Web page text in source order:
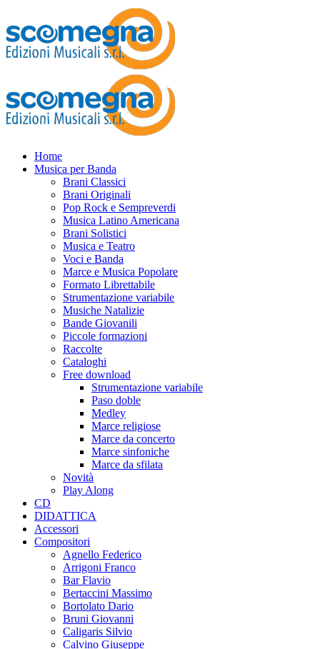
Home
Musica per Banda
Brani Classici
Brani Originali
Pop Rock e Sempreverdi
Musica Latino Americana
Brani Solistici
Musica e Teatro
Voci e Banda
Marce e Musica Popolare
Formato Librettabile
Strumentazione variabile
Musiche Natalizie
Bande Giovanili
Piccole formazioni
Raccolte
Cataloghi
Free download
Strumentazione variabile
Paso doble
Medley
Marce religiose
Marce da concerto
Marce sinfoniche
Marce da sfilata
Novità
Play Along
CD
DIDATTICA
Accessori
Compositori
Agnello Federico
Arrigoni Franco
Bar Flavio
Bertaccini Massimo
Bortolato Dario
Bruni Giovanni
Caligaris Silvio
Calvino Giuseppe